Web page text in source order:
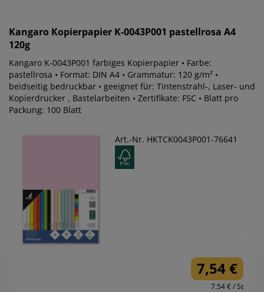
Kangaro Kopierpapier K-0043P001 pastellrosa A4
120g
Kangaro K-0043P001 farbiges Kopierpapier • Farbe:
pastellrosa • Format: DIN A4 • Grammatur: 120 g/m² •
beidseitig bedruckbar • geeignet für: Tintenstrahl-, Laser- und
Kopierdrucker , Bastelarbeiten • Zertifikate: FSC • Blatt pro
Packung: 100 Blatt
Art.-Nr. HKTCK0043P001-76641
7,54 €
7.54 € / St